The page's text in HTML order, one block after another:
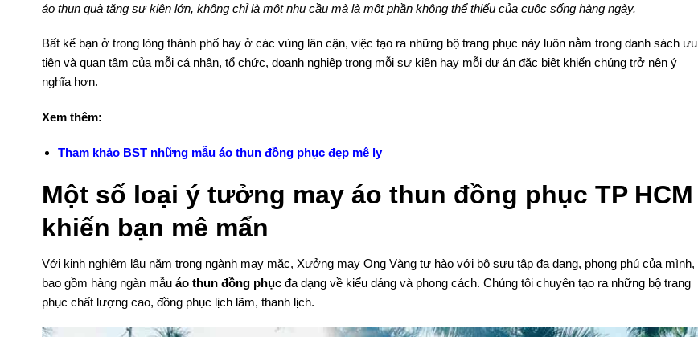
áo thun quà tặng sự kiện lớn, không chỉ là một nhu cầu mà là một phần không thể thiếu của cuộc sống hàng ngày.
Bất kể bạn ở trong lòng thành phố hay ở các vùng lân cận, việc tạo ra những bộ trang phục này luôn nằm trong danh sách ưu
tiên và quan tâm của mỗi cá nhân, tổ chức, doanh nghiệp trong mỗi sự kiện hay mỗi dự án đặc biệt khiến chúng trở nên ý
nghĩa hơn.
Xem thêm:
Tham khảo BST những mẫu áo thun đồng phục đẹp mê ly
Một số loại ý tưởng may áo thun đồng phục TP HCM
khiến bạn mê mẩn
Với kinh nghiệm lâu năm trong ngành may mặc, Xưởng may Ong Vàng tự hào với bộ sưu tập đa dạng, phong phú của mình,
bao gồm hàng ngàn mẫu áo thun đồng phục đa dạng về kiểu dáng và phong cách. Chúng tôi chuyên tạo ra những bộ trang
phục chất lượng cao, đồng phục lịch lãm, thanh lịch.